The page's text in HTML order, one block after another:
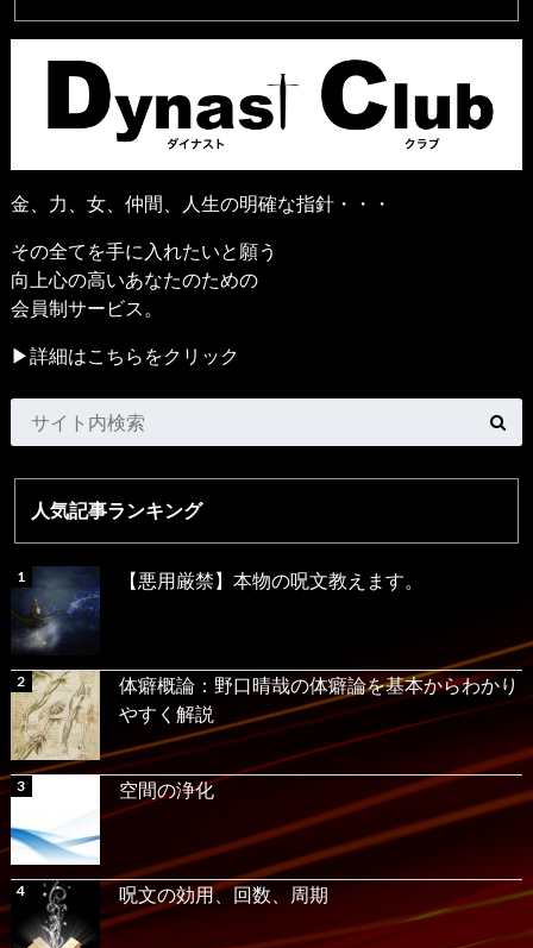
金、力、女、仲間、人生の明確な指針・・・
その全てを手に入れたいと願う
向上心の高いあなたのための
会員制サービス。
▶詳細はこちらをクリック
人気記事ランキング
【悪用厳禁】本物の呪文教えます。
体癖概論：野口晴哉の体癖論を基本からわかり
やすく解説
空間の浄化
呪文の効用、回数、周期